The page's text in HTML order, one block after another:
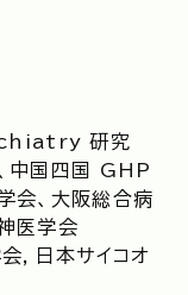
研究
中国四国 GHP
会、大阪総合病
医学会
，日本サイコオ